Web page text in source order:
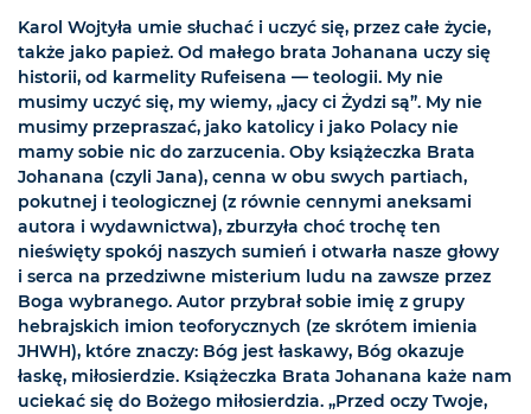
Karol Wojtyła umie słuchać i uczyć się, przez całe życie,
także jako papież. Od małego brata Johanana uczy się
historii, od karmelity Rufeisena — teologii. My nie
musimy uczyć się, my wiemy, „jacy ci Żydzi są”. My nie
musimy przepraszać, jako katolicy i jako Polacy nie
mamy sobie nic do zarzucenia. Oby książeczka Brata
Johanana (czyli Jana), cenna w obu swych partiach,
pokutnej i teologicznej (z równie cennymi aneksami
autora i wydawnictwa), zburzyła choć trochę ten
nieświęty spokój naszych sumień i otwarła nasze głowy
i serca na przedziwne misterium ludu na zawsze przez
Boga wybranego. Autor przybrał sobie imię z grupy
hebrajskich imion teoforycznych (ze skrótem imienia
JHWH), które znaczy: Bóg jest łaskawy, Bóg okazuje
łaskę, miłosierdzie. Książeczka Brata Johanana każe nam
uciekać się do Bożego miłosierdzia. „Przed oczy Twoje,